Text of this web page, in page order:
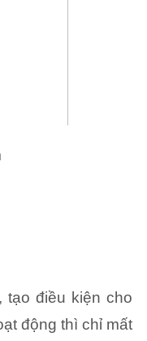
điều kiện cho
động thì chỉ mất